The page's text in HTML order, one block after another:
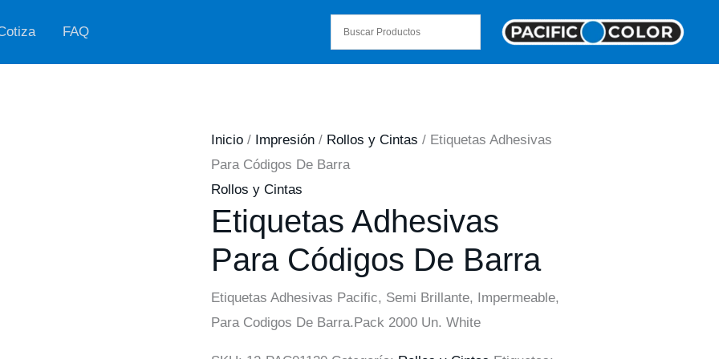
FAQ
Inicio/ Impresión/ Rollos y Cintas / Etiquetas Adhesivas
Para Códigos De Barra
Rollos y Cintas
Etiquetas Adhesivas
Para Códigos De Barra
Etiquetas Adhesivas Pacific, Semi Brillante, Impermeable,
Para Codigos De Barra.Pack 2000 Un. White